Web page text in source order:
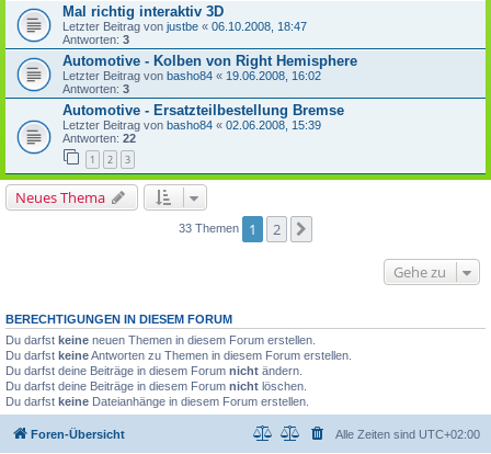
Mal richtig interaktiv 3D
Letzter Beitrag von justbe « 06.10.2008, 18:47
Antworten: 3
Automotive - Kolben von Right Hemisphere
Letzter Beitrag von basho84 « 19.06.2008, 16:02
Antworten: 3
Automotive - Ersatzteilbestellung Bremse
Letzter Beitrag von basho84 « 02.06.2008, 15:39
Antworten: 22
1 2 3
Neues Thema
33 Themen 1 2
Gehe zu
BERECHTIGUNGEN IN DIESEM FORUM
Du darfst keine neuen Themen in diesem Forum erstellen.
Du darfst keineAntworten zu Themen in diesem Forum erstellen.
Du darfst deine Beiträge in diesem Forum nicht ändern.
Du darfst deine Beiträge in diesem Forum nicht löschen.
Du darfst keine Dateianhänge in diesem Forum erstellen.
Foren-Übersicht Alle Zeiten sind UTC+02:00